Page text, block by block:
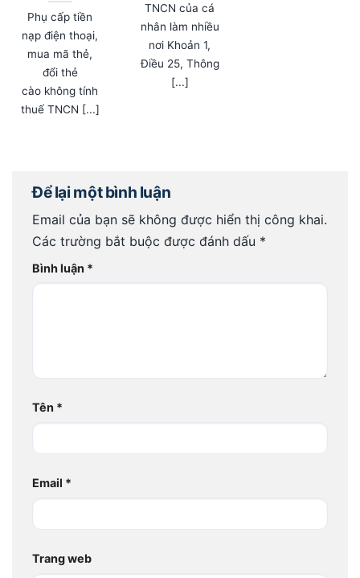
Phụ cấp tiền
nạp điện thoại,
mua mã thẻ,
đổi thẻ
cào không tính
thuế TNCN [...]
TNCN của cá
nhân làm nhiều
nơi Khoản 1,
Điều 25, Thông
[...]
Để lại một bình luận
Email của bạn sẽ không được hiển thị công khai.
Các trường bắt buộc được đánh dấu *
Bình luận *
Tên *
Email *
Trang web